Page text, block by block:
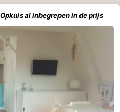
al inbegrepen in de prijs